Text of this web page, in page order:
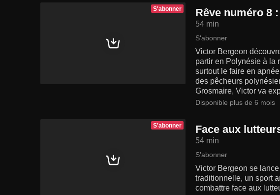
S'abonner Rêve numéro 8
54 min
S'abonner
Victor Bergeon
partir en Polynésie à la
surtout le faire en
des pêcheurs
Grosmaire, Victor va
Disponible plus de 6 mois
S'abonner Face aux
54 min
S'abonner
Victor Bergeon se
traditionnelle, un sport
combattre face aux